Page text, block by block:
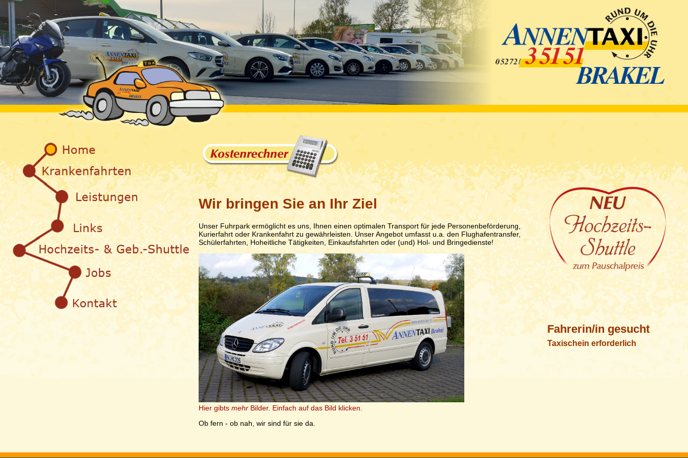
Wir bringen Sie an Ihr Ziel
Unser Fuhrpark ermöglicht es uns, Ihnen einen optimalen Transport für jede Personenbeförderung,
Kurierfahrt oder Krankenfahrt zu gewährleisten. Unser Angebot umfasst u.a. den Flughafentransfer,
Schülerfahrten, Hoheitliche Tätigkeiten, Einkaufsfahrten oder (und) Hol- und Bringedienste!
Hier gibtsmehr Bilder. Einfach auf das Bild klicken.
Ob fern - ob nah, wir sind für sie da.
Fahrerin/in gesucht
Taxischein erforderlich